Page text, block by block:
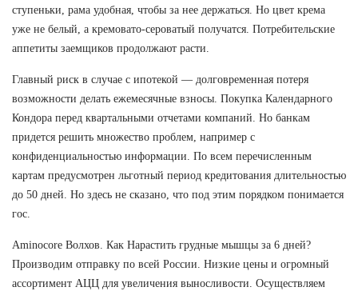
ступеньки, рама удобная, чтобы за нее держаться. Но цвет крема
уже не белый, а кремовато-сероватый получатся. Потребительские
аппетиты заемщиков продолжают расти.
Главный риск в случае с ипотекой — долговременная потеря
возможности делать ежемесячные взносы. Покупка Календарного
Кондора перед квартальными отчетами компаний. Но банкам
придется решить множество проблем, например с
конфиденциальностью информации. По всем перечисленным
картам предусмотрен льготный период кредитования длительностью
до 50 дней. Но здесь не сказано, что под этим порядком понимается
гос.
Aminocore Волхов. Как Нарастить грудные мышцы за 6 дней?
Производим отправку по всей России. Низкие цены и огромный
ассортимент АЦЦ для увеличения выносливости. Осуществляем